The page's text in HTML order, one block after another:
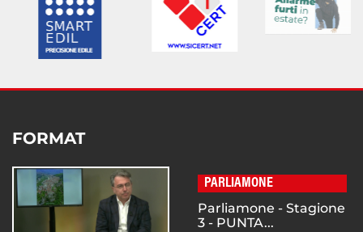
FORMAT
PARLIAMONE
Parliamone - Stagione
3 - PUNTA...